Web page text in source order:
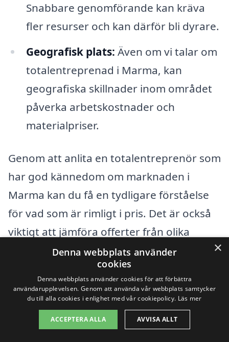
Snabbare genomförande kan kräva
fler resurser och kan därför bli dyrare.
Geografisk plats: Även om vi talar om
totalentreprenad i Marma, kan
geografiska skillnader inom området
påverka arbetskostnader och
materialpriser.
Genom att anlita en totalentreprenör som
har god kännedom om marknaden i
Marma kan du få en tydligare förståelse
för vad som är rimligt i pris. Det är också
viktigt att jämföra offerter från olika
entreprenörer för att säkerställa att du
får bästa möjliga erbjudande. På
totalentreprenad-pris.se kan du enkelt få
in flera offerter från lokala företag som
erbjuder totalentreprenad, vilket gör det
×
Denna webbplats använder
cookies
Denna webbplats använder cookies för att förbättra
användarupplevelsen. Genom att använda vår webbplats samtycker
du till alla cookies i enlighet med vår cookiepolicy. Läs mer
ACCEPTERA ALLA AVVISA ALLT